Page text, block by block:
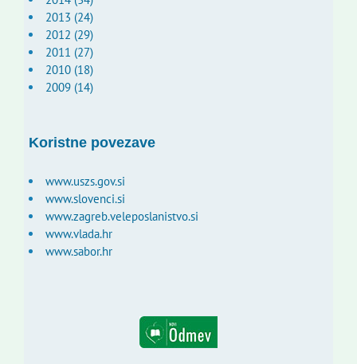
2013 (24)
2012 (29)
2011 (27)
2010 (18)
2009 (14)
Koristne povezave
www.uszs.gov.si
www.slovenci.si
www.zagreb.veleposlanistvo.si
www.vlada.hr
www.sabor.hr